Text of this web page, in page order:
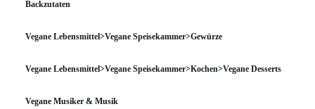
Backzutaten
Vegane Lebensmittel>Vegane Speisekammer>Gewürze
Vegane Lebensmittel>Vegane Speisekammer>Kochen>Vegane Desserts
Vegane Musiker & Musik